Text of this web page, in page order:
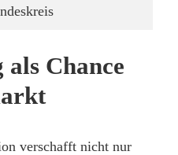
Chance
verschafft nicht nur